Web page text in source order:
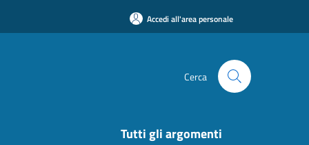
Accedi all'area personale
Cerca
Tutti gli argomenti